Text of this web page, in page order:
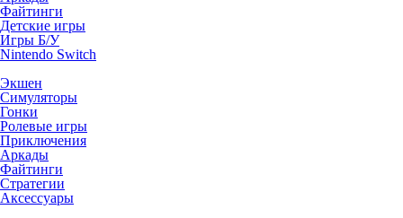
Файтинги
Детские игры
Игры Б/У
Nintendo Switch
Экшен
Симуляторы
Гонки
Ролевые игры
Приключения
Аркады
Файтинги
Стратегии
Аксессуары